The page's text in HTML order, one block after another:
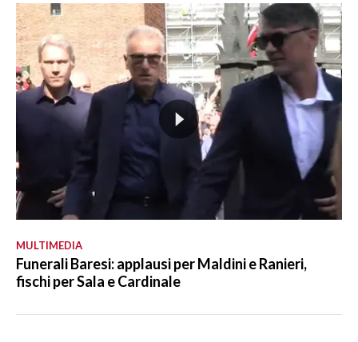
MULTIMEDIA
Funerali Baresi: applausi per Maldini e Ranieri,
fischi per Sala e Cardinale